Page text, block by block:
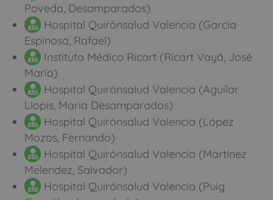
Poveda, Desamparados)
Hospital Quirónsalud Valencia (Garcia
Espinosa, Rafael)
Instituto Médico Ricart (Ricart Vayá, José
María)
Hospital Quirónsalud Valencia (Aguilar
Llopis, Maria Desamparados)
Hospital Quirónsalud Valencia (López
Mozos, Fernando)
Hospital Quirónsalud Valencia (Martínez
Melendez, Salvador)
Hospital Quirónsalud Valencia (Puig